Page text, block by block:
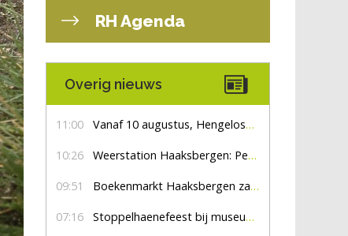
RH Agenda
Overig nieuws
11:00 Vanaf 10 augustus, Hengelosestraat drie weken dicht voor doorgaand verkeer
10:26 Weerstation Haaksbergen: Perioden met zon en droog
09:51 Boekenmarkt Haaksbergen zaterdag 8 augustus, marktplein Haaksbergen
07:16 Stoppelhaenefeest bij museum De Lebbenbrugge